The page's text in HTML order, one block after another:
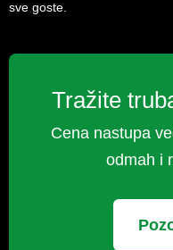
sve goste.
Tražite
Cena nastupa
odmah i